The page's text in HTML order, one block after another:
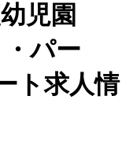
児園
・パー
ト求人情